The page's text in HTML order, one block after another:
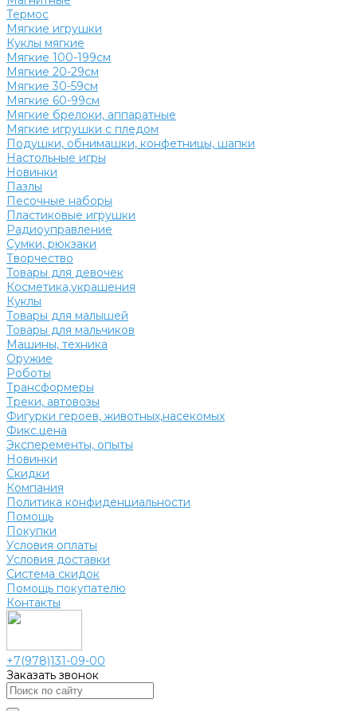
Термос
Мягкие игрушки
Куклы мягкие
Мягкие 100-199см
Мягкие 20-29см
Мягкие 30-59см
Мягкие 60-99см
Мягкие брелоки, аппаратные
Мягкие игрушки с пледом
Подушки, обнимашки, конфетницы, шапки
Настольные игры
Новинки
Пазлы
Песочные наборы
Пластиковые игрушки
Радиоуправление
Сумки, рюкзаки
Творчество
Товары для девочек
Косметика,украшения
Куклы
Товары для малышей
Товары для мальчиков
Машины, техника
Оружие
Роботы
Трансформеры
Треки, автовозы
Фигурки героев, животных,насекомых
Фикс.цена
Эксперементы, опыты
Новинки
Скидки
Компания
Политика конфиденциальности
Помощь
Покупки
Условия оплаты
Условия доставки
Система скидок
Помощь покупателю
Контакты
+7(978)131-09-00
Заказать звонок